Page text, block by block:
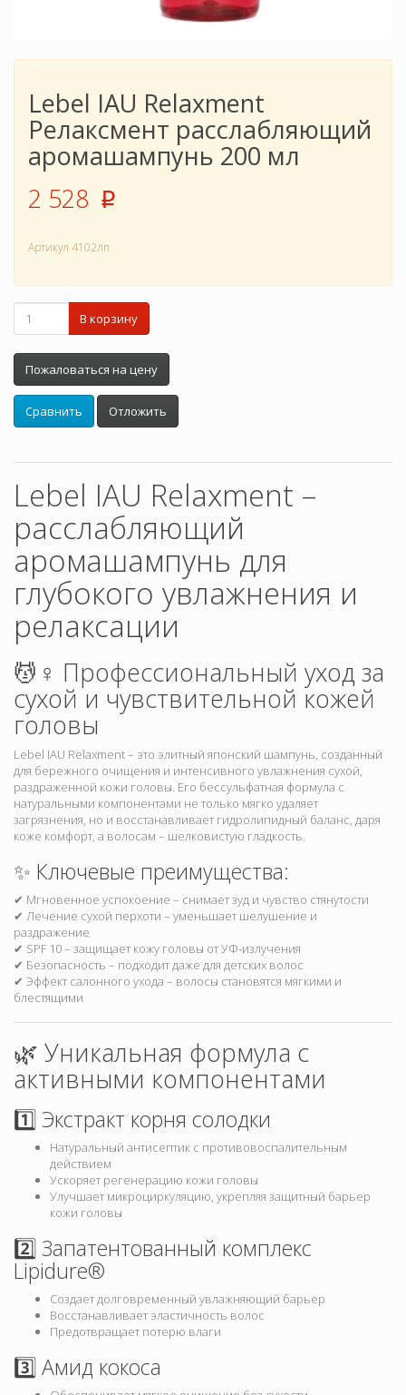
Lebel IAU Relaxment
Релаксмент расслабляющий
аромашампунь 200 мл
2 528 p
Артикул 4102лп
В корзину
Пожаловаться на цену
Сравнить Отложить
Lebel IAU Relaxment –
расслабляющий
аромашампунь для
глубокого увлажнения и
релаксации
💆♀️ Профессиональный уход за
сухой и чувствительной кожей
головы
Lebel IAU Relaxment – это элитный японский шампунь, созданный
для бережного очищения и интенсивного увлажнения сухой,
раздраженной кожи головы. Его бессульфатная формула с
натуральными компонентами не только мягко удаляет
загрязнения, но и восстанавливает гидролипидный баланс, даря
коже комфорт, а волосам – шелковистую гладкость.
✨ Ключевые преимущества:
✔ Мгновенное успокоение – снимает зуд и чувство стянутости
✔ Лечение сухой перхоти – уменьшает шелушение и
раздражение
✔ SPF 10 – защищает кожу головы от УФ-излучения
✔ Безопасность – подходит даже для детских волос
✔ Эффект салонного ухода – волосы становятся мягкими и
блестящими
🌿 Уникальная формула с
активными компонентами
1️⃣ Экстракт корня солодки
Натуральный антисептик с противовоспалительным
действием
Ускоряет регенерацию кожи головы
Улучшает микроциркуляцию, укрепляя защитный барьер
кожи головы
2️⃣ Запатентованный комплекс
Lipidure®
Создает долговременный увлажняющий барьер
Восстанавливает эластичность волос
Предотвращает потерю влаги
3️⃣ Амид кокоса